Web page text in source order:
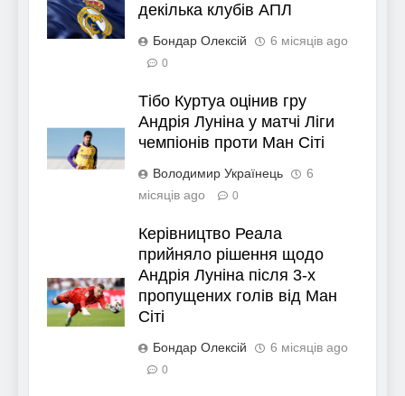
декілька клубів АПЛ
Бондар Олексій 6 місяців ago
0
Тібо Куртуа оцінив гру
Андрія Луніна у матчі Ліги
чемпіонів проти Ман Сіті
Володимир Українець
6
місяців ago
0
Керівництво Реала
прийняло рішення щодо
Андрія Луніна після 3-х
пропущених голів від Ман
Сіті
Бондар Олексій 6 місяців ago
0